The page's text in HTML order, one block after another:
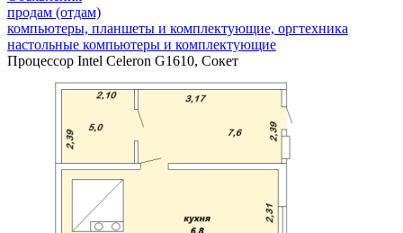
продам (отдам)
компьютеры, планшеты и комплектующие, оргтехника
настольные компьютеры и комплектующие
Процессор Intel Celeron G1610, Сокет